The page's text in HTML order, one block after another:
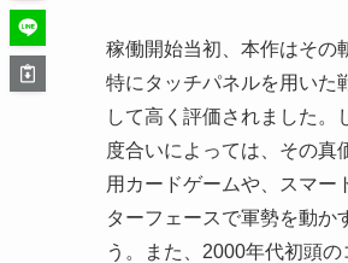
稼働開始当初、本作はその
特にタッチパネルを用いた
して高く評価されました。
度合いによっては、その真
用カードゲームや、スマー
ターフェースで軍勢を動か
う。また、2000年代初頭